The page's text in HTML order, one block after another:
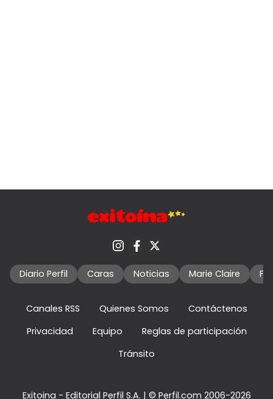
Diario Perfil Caras Noticias Marie Claire
Canales RSS Quienes Somos
Contáctenos
Privacidad
Equipo
Reglas de participación
Tránsito
Exitoina - Editorial Perfil S.A. | © Perfil.com 2006-2026